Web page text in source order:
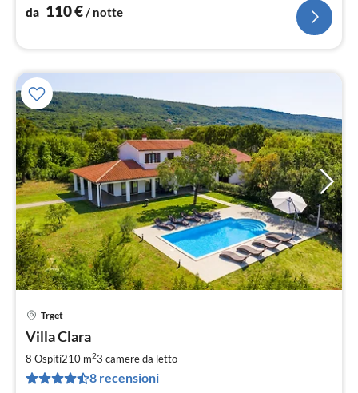
da 110€/ notte
Trget
Villa Clara
8 Ospiti210 m23 camere da letto
8 recensioni